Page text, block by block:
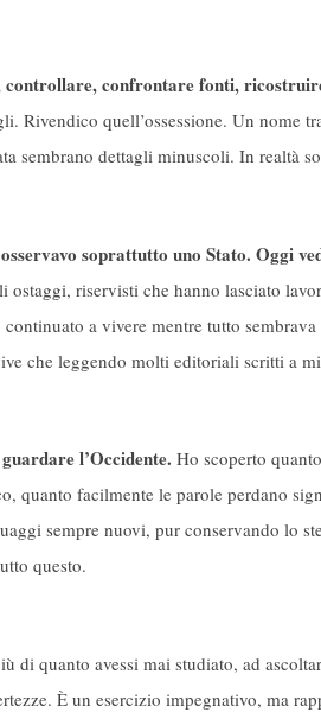
controllare, confrontare fonti,
Rivendico quell’ossessione. Un nome
sembrano dettagli minuscoli. In realtà
osservavo soprattutto uno Stato. Oggi
riservisti che hanno lasciato
a vivere mentre tutto
che leggendo molti editoriali scritti a
l’Occidente. Ho scoperto
quanto facilmente le parole perdano
sempre nuovi, pur conservando lo
questo.
di quanto avessi mai studiato, ad
È un esercizio impegnativo, ma